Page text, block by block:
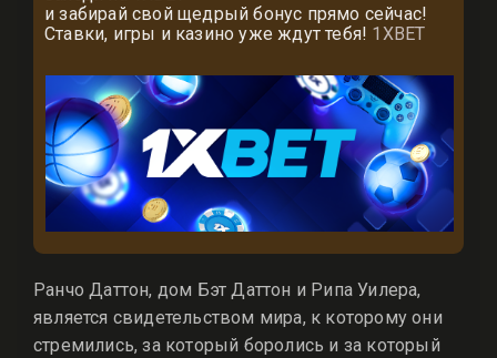
и забирай свой щедрый бонус прямо сейчас!
Ставки, игры и казино уже ждут тебя! 1XBET
Ранчо Даттон, дом Бэт Даттон и Рипа Уилера,
является свидетельством мира, к которому они
стремились, за который боролись и за который